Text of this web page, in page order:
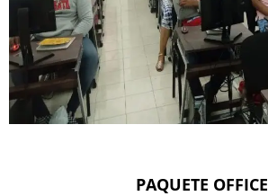
PAQUETE OFFICE